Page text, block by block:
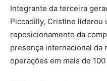
Integrante da terceira
Piccadilly, Cristine liderou
reposicionamento da
presença internacional da
operações em mais de